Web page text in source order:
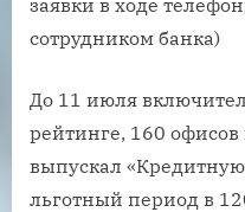
сотрудником банка)
До 11 июля
рейтинге, 160
выпускал «Кредитную
льготный период в